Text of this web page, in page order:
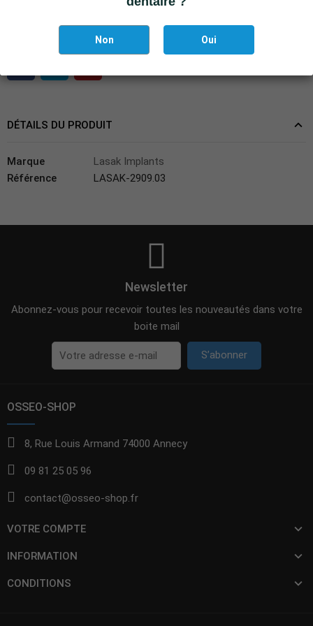
DÉTAILS DU PRODUIT
Marque
Lasak Implants
Référence
LASAK-2909.03
Non Oui
Newsletter
Abonnez-vous pour recevoir toutes les nouveautés dans votre
boite mail
S’abonner
OSSEO-SHOP
8, Rue Louis Armand 74000 Annecy
09 81 25 05 96
contact@osseo-shop.fr
VOTRE COMPTE
INFORMATION
CONDITIONS